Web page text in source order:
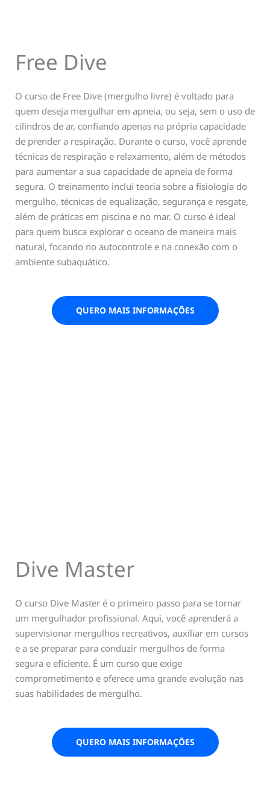
Free Dive
O curso de Free Dive (mergulho livre) é voltado para
quem deseja mergulhar em apneia, ou seja, sem o uso de
cilindros de ar, confiando apenas na própria capacidade
de prender a respiração. Durante o curso, você aprende
técnicas de respiração e relaxamento, além de métodos
para aumentar a sua capacidade de apneia de forma
segura. O treinamento inclui teoria sobre a fisiologia do
mergulho, técnicas de equalização, segurança e resgate,
além de práticas em piscina e no mar. O curso é ideal
para quem busca explorar o oceano de maneira mais
natural, focando no autocontrole e na conexão com o
ambiente subaquático.
QUERO MAIS INFORMAÇÕES
Dive Master
O curso Dive Master é o primeiro passo para se tornar
um mergulhador profissional. Aqui, você aprenderá a
supervisionar mergulhos recreativos, auxiliar em cursos
e a se preparar para conduzir mergulhos de forma
segura e eficiente. É um curso que exige
comprometimento e oferece uma grande evolução nas
suas habilidades de mergulho.
QUERO MAIS INFORMAÇÕES